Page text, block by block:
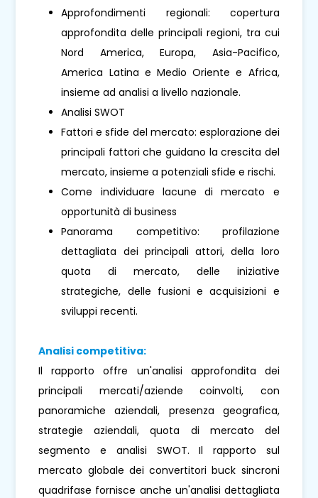
Approfondimenti regionali: copertura
approfondita delle principali regioni, tra cui
Nord America, Europa, Asia-Pacifico,
America Latina e Medio Oriente e Africa,
insieme ad analisi a livello nazionale.
Analisi SWOT
Fattori e sfide del mercato: esplorazione dei
principali fattori che guidano la crescita del
mercato, insieme a potenziali sfide e rischi.
Come individuare lacune di mercato e
opportunità di business
Panorama competitivo: profilazione
dettagliata dei principali attori, della loro
quota di mercato, delle iniziative
strategiche, delle fusioni e acquisizioni e
sviluppi recenti.
Analisi competitiva:
Il rapporto offre un'analisi approfondita dei
principali mercati/aziende coinvolti, con
panoramiche aziendali, presenza geografica,
strategie aziendali, quota di mercato del
segmento e analisi SWOT. Il rapporto sul
mercato globale dei convertitori buck sincroni
quadrifase fornisce anche un'analisi dettagliata